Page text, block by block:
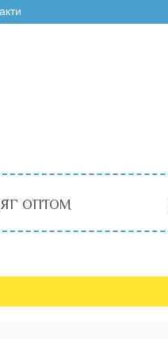
ОПТОМ